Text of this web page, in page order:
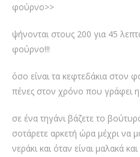
φούρνο>>
ψήνονται στους 200 για 45
φούρνο!!!
όσο είναι τα κεφτεδάκια στον
πένες στον χρόνο που γράφει
σε ένα τηγάνι βάζετε το
σοτάρετε αρκετή ώρα μέχρι
νεράκι και όταν είναι μαλακά